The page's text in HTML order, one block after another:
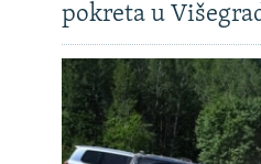
pokreta u